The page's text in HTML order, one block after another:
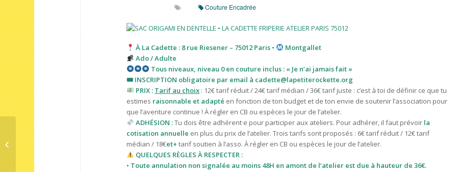
Couture Encadrée
À La Cadette : 8 rue Riesener – 75012 Paris •
Montgallet
Ado / Adulte
Tous niveaux, niveau 0 en couture inclus : « Je n’ai jamais fait »
🎟 INSCRIPTION obligatoire par email à cadette@lapetiterockette.org
PRIX : Tarif au choix : 12€ tarif réduit / 24€ tarif médian / 36€ tarif juste : c’est à toi de définir ce que tu
estimes raisonnable et adapté en fonction de ton budget et de ton envie de soutenir l’association pour
que l’aventure continue ! À régler en CB ou espèces le jour de l’atelier.
ADHÉSION :Tu dois être adhérent·e pour participer aux ateliers. Pour adhérer, il faut prévoir la
cotisation annuelle en plus du prix de l’atelier. Trois tarifs sont proposés : 6€ tarif réduit / 12€ tarif
médian / 18€et+ tarifsoutien à l’asso. À régler en CB ou espèces le jour de l’atelier.
QUELQUES RÈGLES À RESPECTER :
• Toute annulation non signalée au moins 48H en amont de l’atelier est due à hauteur de 36€.
Atelier — Broche Brodée